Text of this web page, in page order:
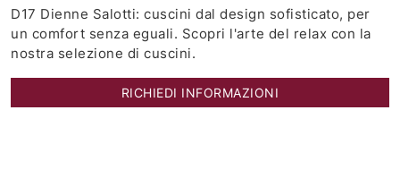
D17 Dienne Salotti: cuscini dal design sofisticato, per
un comfort senza eguali. Scopri l'arte del relax con la
nostra selezione di cuscini.
RICHIEDI INFORMAZIONI